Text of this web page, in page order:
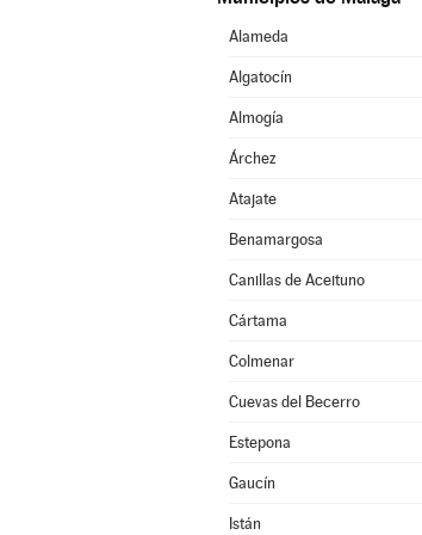
Alameda
Algatocín
Almogía
Árchez
Atajate
Benamargosa
Canillas de Aceituno
Cártama
Colmenar
Cuevas del Becerro
Estepona
Gaucín
Istán